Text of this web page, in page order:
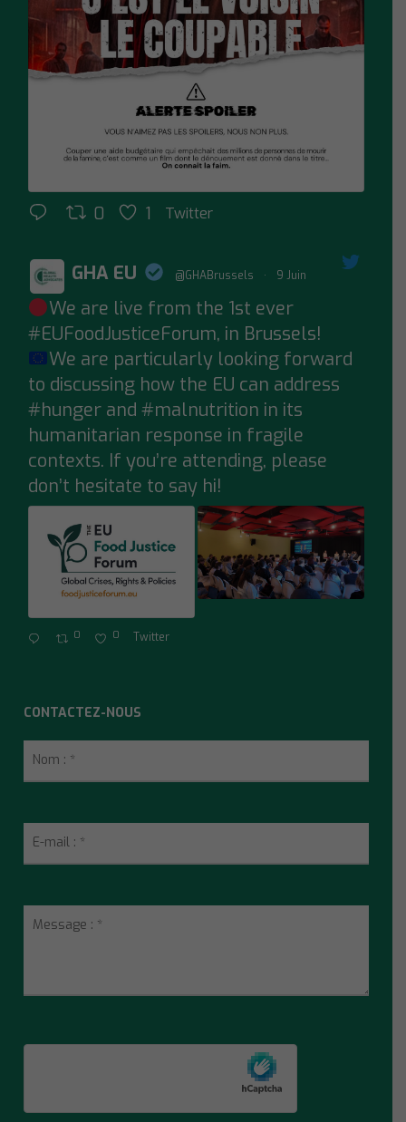
0 1 Twitter
;
GHA EU @GHABrussels · 9 Juin
We are live from the 1st ever
#EUFoodJusticeForum, in Brussels!
We are particularly looking forward
to discussing how the EU can address
#hungerand #malnutrition in its
humanitarian response in fragile
contexts. If you’re attending, please
don’t hesitate to say hi!
0 0 Twitter
CONTACTEZ-NOUS